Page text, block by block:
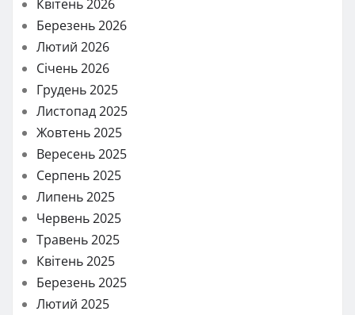
Квітень 2026
Березень 2026
Лютий 2026
Січень 2026
Грудень 2025
Листопад 2025
Жовтень 2025
Вересень 2025
Серпень 2025
Липень 2025
Червень 2025
Травень 2025
Квітень 2025
Березень 2025
Лютий 2025